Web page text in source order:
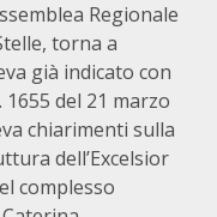
Regionale
torna a
già indicato con
del 21 marzo
chiarimenti sulla
dell’Excelsior
complesso